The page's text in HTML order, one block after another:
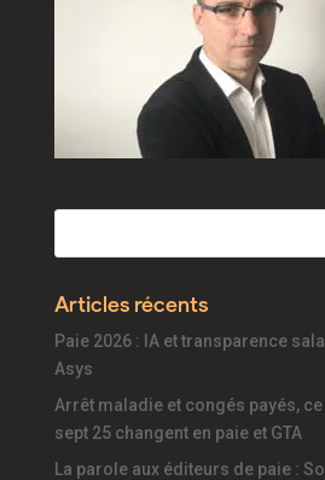
Articles récents
Paie 2026 : IA et transparence
Asys
Arrêt maladie et congés payés,
sept 25 changent en paie et GTA
La parole aux éditeurs de paie :